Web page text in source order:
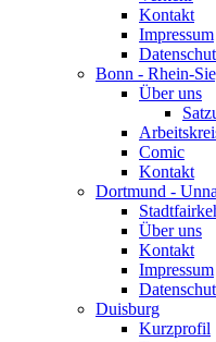
Kontakt
Impressum
Bonn - Rhein-
Über uns
Comic
Kontakt
Dortmund - Unna
Über uns
Kontakt
Impressum
Duisburg
Kurzprofil